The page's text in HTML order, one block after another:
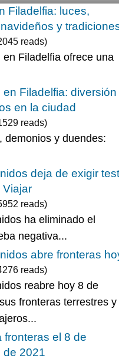
Filadelfia: luces,
y
reads)
en Filadelfia ofrece una
en Filadelfia: diversión
en la ciudad
reads)
demonios y duendes:
deja de exigir test
Viajar
reads)
ha eliminado el
negativa...
abre fronteras
reads)
reabre hoy 8 de
fronteras terrestres y
fronteras el 8 de
de 2021